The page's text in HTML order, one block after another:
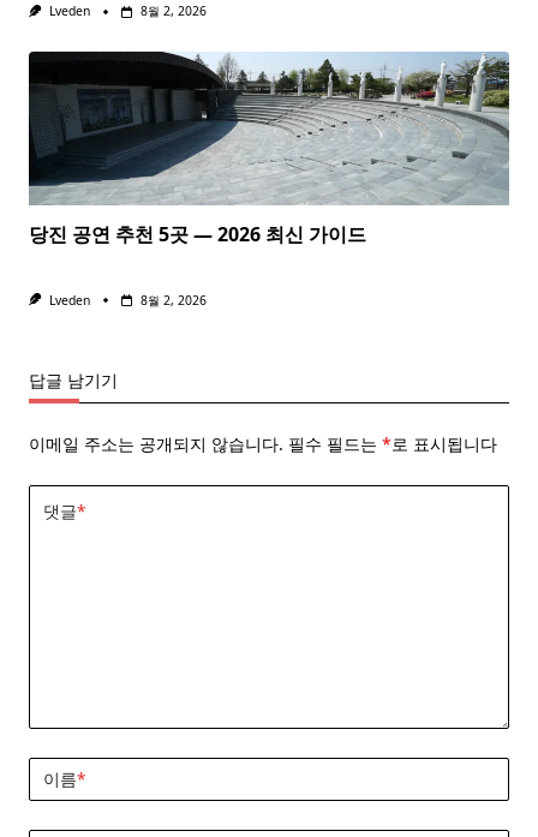
Lveden 8월 2, 2026
당진 공연 추천 5곳 — 2026 최신 가이드
Lveden 8월 2, 2026
답글 남기기
이메일 주소는 공개되지 않습니다. 필수 필드는 *로 표시됩니다
댓글*
이름*